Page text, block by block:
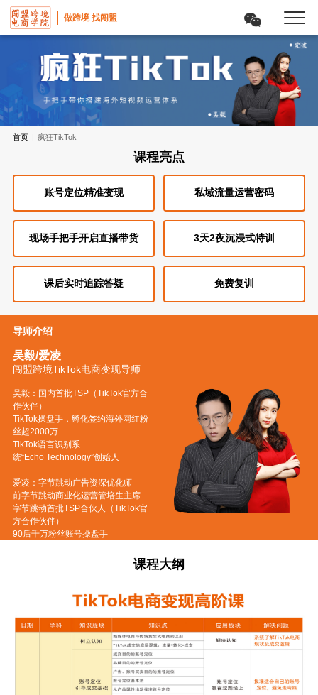
做跨境 找闯盟
首页 疯狂TikTok
课程亮点
账号定位精准变现 私域流量运营密码
现场手把手开启直播带货 3天2夜沉浸式特训
课后实时追踪答疑 免费复训
导师介绍
吴毅/爱凌
闯盟跨境TikTok电商变现导师
吴毅：国内首批TSP（TikTok官方合
作伙伴）
TikTok操盘手，孵化签约海外网红粉
丝超2000万
TikTok语言识别系
统“Echo Technology”创始人
爱凌：字节跳动广告资深优化师
前字节跳动商业化运营管培生主席
字节跳动首批TSP合伙人（TikTok官
方合作伙伴）
90后千万粉丝账号操盘手
课程大纲